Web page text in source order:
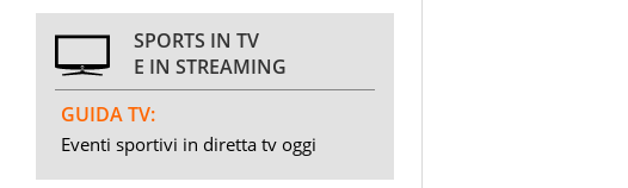
SPORTS IN TV
E IN STREAMING
GUIDA TV:
Eventi sportivi in diretta tv oggi